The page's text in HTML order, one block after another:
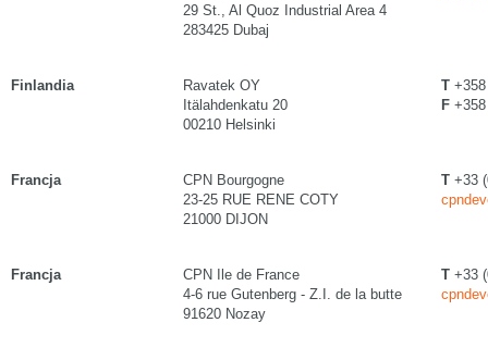
29 St., Al Quoz Industrial Area 4
283425 Dubaj
Finlandia
Ravatek OY
Itälahdenkatu 20
00210 Helsinki
T
F
Francja
CPN Bourgogne
23-25 RUE RENE COTY
21000 DIJON
T +33
Francja
CPN Ile de France
4-6 rue Gutenberg - Z.I. de la butte
91620 Nozay
T +33